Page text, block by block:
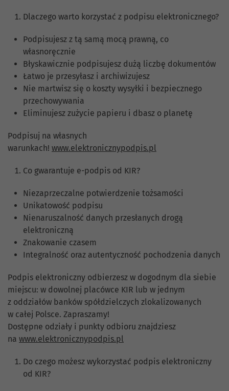
Dlaczego warto korzystać z podpisu elektronicznego?
Podpisujesz z tą samą mocą prawną, co
własnoręcznie
Błyskawicznie podpisujesz dużą liczbę dokumentów
Łatwo je przesyłasz i archiwizujesz
Nie martwisz się o koszty wysyłki i bezpiecznego
przechowywania
Eliminujesz zużycie papieru i dbasz o planetę
Podpisuj na własnych
warunkach! www.elektronicznypodpis.pl
Co gwarantuje e-podpis od KIR?
Niezaprzeczalne potwierdzenie tożsamości
Unikatowość podpisu
Nienaruszalność danych przesłanych drogą
elektroniczną
Znakowanie czasem
Integralność oraz autentyczność pochodzenia danych
Podpis elektroniczny odbierzesz w dogodnym dla siebie
miejscu: w dowolnej placówce KIR lub w jednym
z oddziałów banków spółdzielczych zlokalizowanych
w całej Polsce. Zapraszamy!
Dostępne odziały i punkty odbioru znajdziesz
na www.elektronicznypodpis.pl
Do czego możesz wykorzystać podpis elektroniczny
od KIR?